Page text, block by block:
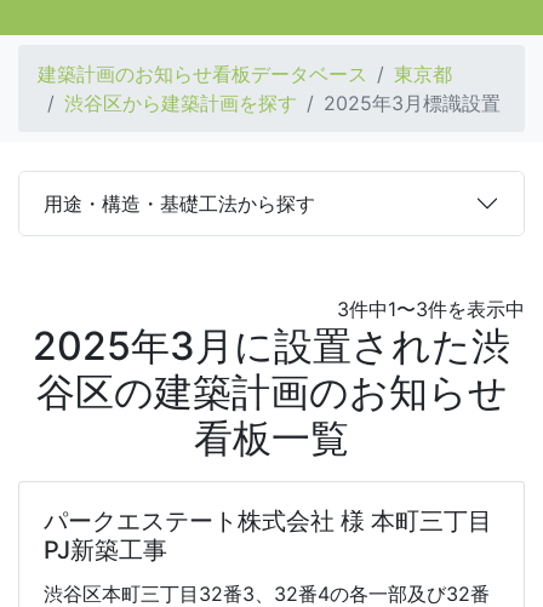
建築計画のお知らせ看板データベース
東京都
渋谷区から建築計画を探す
2025年3月標識設置
用途・構造・基礎工法から探す
3件中1〜3件を表示中
2025年3月に設置された渋
谷区の建築計画のお知らせ
看板一覧
パークエステート株式会社 様 本町三丁目
PJ新築工事
渋谷区本町三丁目32番3、32番4の各一部及び32番